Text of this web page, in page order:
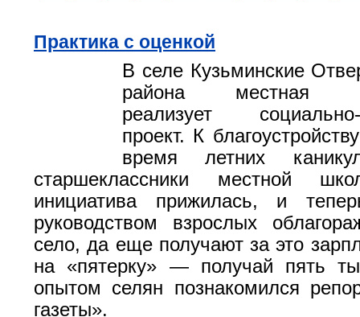
Практика с оценкой
В селе Кузьминские
района местная
реализует социально-
проект. К
время летних
старшеклассники местной
инициатива прижилась, и
руководством взрослых
село, да еще получают за это
на «пятерку» — получай пять
опытом селян познакомился
газеты».